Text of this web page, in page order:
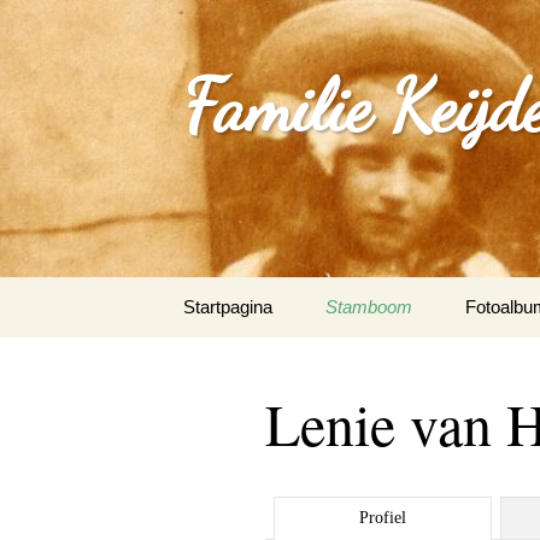
Familie
naar
Startpagina Stamboom
0_Joep
Lenie van
Profiel